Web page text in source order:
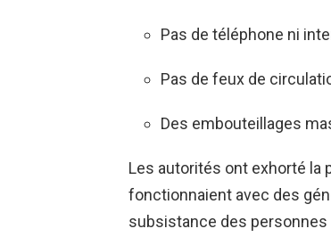
Pas de téléphone ni
Pas de feux de
Des embouteillages
Les autorités ont exhorté la
fonctionnaient avec des
subsistance des personnes